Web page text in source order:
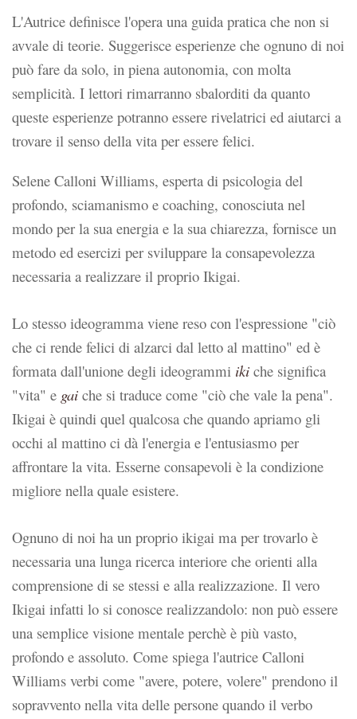
L'Autrice definisce l'opera una guida pratica che non si
avvale di teorie. Suggerisce esperienze che ognuno di noi
può fare da solo, in piena autonomia, con molta
semplicità. I lettori rimarranno sbalorditi da quanto
queste esperienze potranno essere rivelatrici ed aiutarci a
trovare il senso della vita per essere felici.
Selene Calloni Williams, esperta di psicologia del
profondo, sciamanismo e coaching, conosciuta nel
mondo per la sua energia e la sua chiarezza, fornisce un
metodo ed esercizi per sviluppare la consapevolezza
necessaria a realizzare il proprio Ikigai.
Lo stesso ideogramma viene reso con l'espressione "ciò
che ci rende felici di alzarci dal letto al mattino" ed è
formata dall'unione degli ideogrammi iki che significa
"vita" e gai che si traduce come "ciò che vale la pena".
Ikigai è quindi quel qualcosa che quando apriamo gli
occhi al mattino ci dà l'energia e l'entusiasmo per
affrontare la vita. Esserne consapevoli è la condizione
migliore nella quale esistere.
Ognuno di noi ha un proprio ikigai ma per trovarlo è
necessaria una lunga ricerca interiore che orienti alla
comprensione di se stessi e alla realizzazione. Il vero
Ikigai infatti lo si conosce realizzandolo: non può essere
una semplice visione mentale perchè è più vasto,
profondo e assoluto. Come spiega l'autrice Calloni
Williams verbi come "avere, potere, volere" prendono il
sopravvento nella vita delle persone quando il verbo